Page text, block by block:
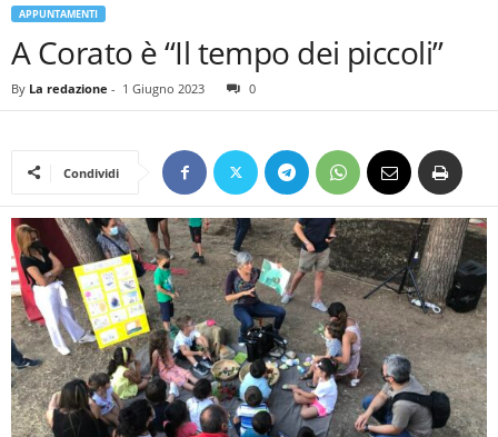
APPUNTAMENTI
A Corato è “Il tempo dei piccoli”
By La redazione - 1 Giugno 2023 0
Condividi